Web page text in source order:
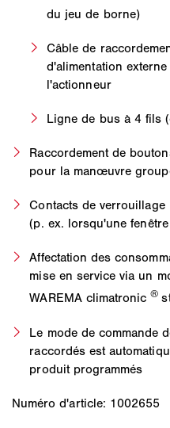
du jeu de borne)
Câble de
d'alimentation
l'actionneur
Ligne de bus à 4 fils
Raccordement de
pour la manœuvre
Contacts de
(p. ex. lorsqu'une
Affectation des
mise en service via un
WAREMA climatronic®
Le mode de commande
raccordés est
produit programmés
Numéro d'article: 1002655